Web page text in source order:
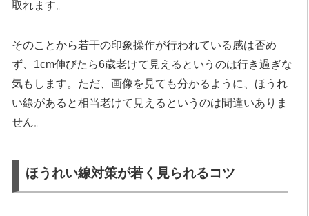
取れます。
そのことから若干の印象操作が行われている感は否め
ず、1cm伸びたら6歳老けて見えるというのは行き過ぎな
気もします。ただ、画像を見ても分かるように、ほうれ
い線があると相当老けて見えるというのは間違いありま
せん。
ほうれい線対策が若く見られるコツ